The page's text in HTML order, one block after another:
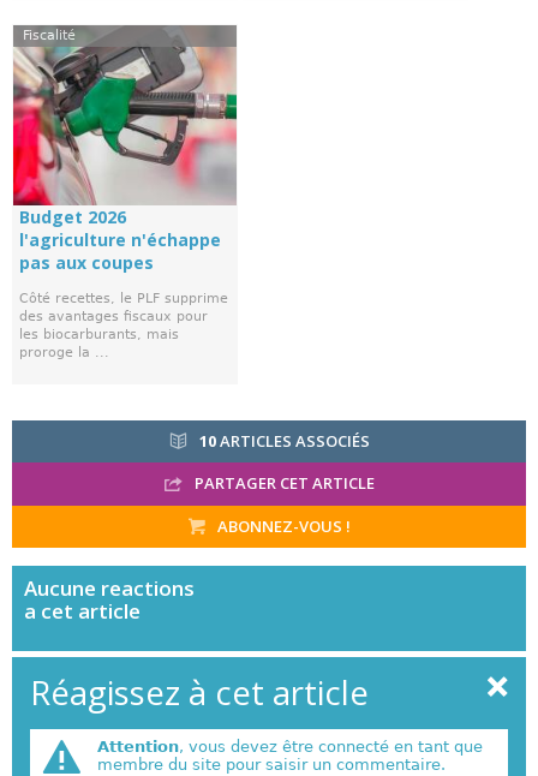
Fiscalité
Budget 2026
l'agriculture n'échappe
pas aux coupes
Côté recettes, le PLF supprime
des avantages fiscaux pour
les biocarburants, mais
proroge la ...
10ARTICLES ASSOCIÉS
PARTAGER CET ARTICLE
ABONNEZ-VOUS !
Aucune reactions
a cet article
Réagissez à cet article
Attention, vous devez être connecté en tant que
membre du site pour saisir un commentaire.